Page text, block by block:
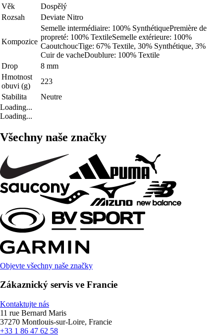
Věk
Dospělý
Rozsah
Deviate Nitro
Kompozice
Semelle intermédiaire: 100% SynthétiquePremière de
propreté: 100% TextileSemelle extérieure: 100%
CaoutchoucTige: 67% Textile, 30% Synthétique, 3%
Cuir de vacheDoublure: 100% Textile
Drop
8 mm
Hmotnost
obuvi (g)
223
Stabilita
Neutre
Loading...
Loading...
Všechny naše značky
Objevte všechny naše značky
Zákaznický servis ve Francie
Kontaktujte nás
11 rue Bernard Maris
37270 Montlouis-sur-Loire, Francie
+33 1 86 47 62 58